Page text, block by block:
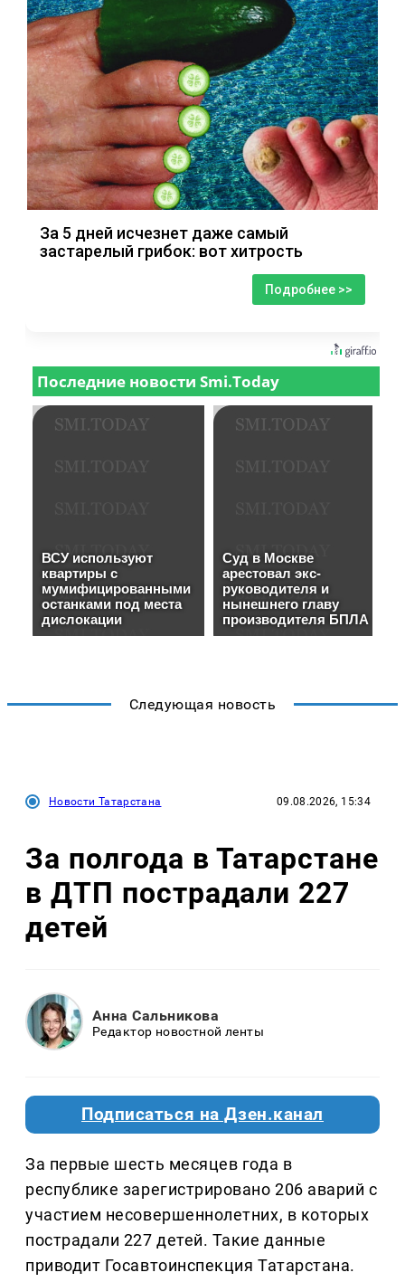
За 5 дней исчезнет даже самый
застарелый грибок: вот хитрость
Подробнее >>
Следующая новость
Новости Татарстана 09.08.2026, 15:34
За полгода в Татарстане
в ДТП пострадали 227
детей
Анна Сальникова
Редактор новостной ленты
Подписаться на Дзен.канал
За первые шесть месяцев года в
республике зарегистрировано 206 аварий с
участием несовершеннолетних, в которых
пострадали 227 детей. Такие данные
приводит Госавтоинспекция Татарстана.